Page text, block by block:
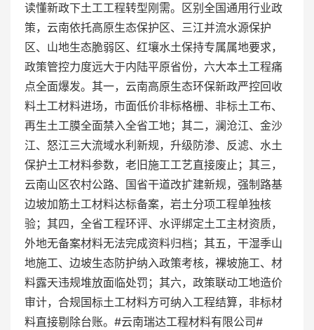
读懂新政下土工工程转型刚需。区别全国通用行业政
策，云南依托高原生态保护区、三江并流水源保护
区、山地生态脆弱区、红壤水土保持专属属地要求，
政策管控力度远大于内陆平原省份，六大本土工程痛
点全面爆发。其一，云南高原生态环保新政严控回收
料土工材料进场，市面低价非标格栅、非标土工布、
再生土工膜全面禁入全省工地；其二，澜沧江、金沙
江、怒江三大流域水利新规，升级防渗、反滤、水土
保护土工材料参数，老旧施工工艺直接废止；其三，
云南山区农村公路、国省干道改扩建新规，强制路基
边坡加筋土工材料达标备案，岩土分项工程单独核
验；其四，全省工程环评、水评绑定土工主材资质，
外地无备案材料无法完成资料归档；其五，干湿季山
地施工、边坡生态防护纳入政策考核，裸坡施工、材
料露天违规堆放面临处罚；其六，政策联动工地造价
审计，合规国标土工材料方可纳入工程结算，非标材
料直接剔除台账。#云南瑞达工程材料有限公司#